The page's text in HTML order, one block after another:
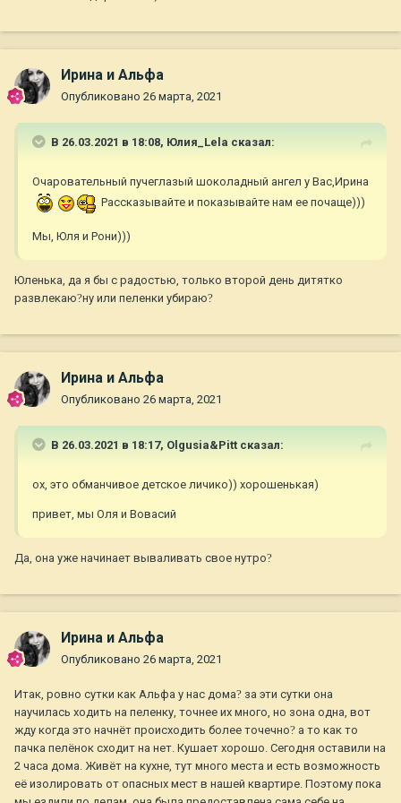
Ирина и Альфа
Опубликовано 26 марта, 2021
В 26.03.2021 в 18:08, Юлия_Lela сказал:
Очаровательный пучеглазый шоколадный ангел у Вас,Ирина
Рассказывайте и показывайте нам ее почаще)))
Мы, Юля и Рони)))
Юленька, да я бы с радостью, только второй день дитятко
развлекаю?ну или пеленки убираю?
Ирина и Альфа
Опубликовано 26 марта, 2021
В 26.03.2021 в 18:17, Olgusia&Pitt сказал:
ох, это обманчивое детское личико)) хорошенькая)
привет, мы Оля и Вовасий
Да, она уже начинает вываливать свое нутро?
Ирина и Альфа
Опубликовано 26 марта, 2021
Итак, ровно сутки как Альфа у нас дома? за эти сутки она
научилась ходить на пеленку, точнее их много, но зона одна, вот
жду когда это начнёт происходить более точечно? а то как то
пачка пелёнок сходит на нет. Кушает хорошо. Сегодня оставили на
2 часа дома. Живёт на кухне, тут много места и есть возможность
её изолировать от опасных мест в нашей квартире. Поэтому пока